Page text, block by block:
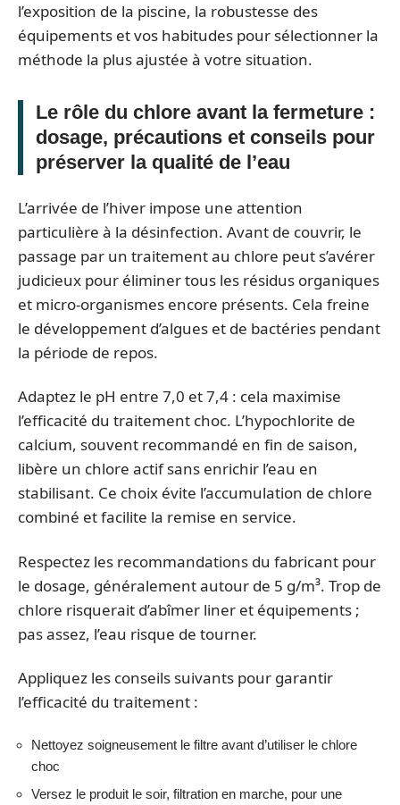
l’exposition de la piscine, la robustesse des
équipements et vos habitudes pour sélectionner la
méthode la plus ajustée à votre situation.
Le rôle du chlore avant la fermeture :
dosage, précautions et conseils pour
préserver la qualité de l’eau
L’arrivée de l’hiver impose une attention
particulière à la désinfection. Avant de couvrir, le
passage par un traitement au chlore peut s’avérer
judicieux pour éliminer tous les résidus organiques
et micro-organismes encore présents. Cela freine
le développement d’algues et de bactéries pendant
la période de repos.
Adaptez le pH entre 7,0 et 7,4 : cela maximise
l’efficacité du traitement choc. L’hypochlorite de
calcium, souvent recommandé en fin de saison,
libère un chlore actif sans enrichir l’eau en
stabilisant. Ce choix évite l’accumulation de chlore
combiné et facilite la remise en service.
Respectez les recommandations du fabricant pour
le dosage, généralement autour de 5 g/m³. Trop de
chlore risquerait d’abîmer liner et équipements ;
pas assez, l’eau risque de tourner.
Appliquez les conseils suivants pour garantir
l’efficacité du traitement :
Nettoyez soigneusement le filtre avant d’utiliser le chlore
choc
Versez le produit le soir, filtration en marche, pour une